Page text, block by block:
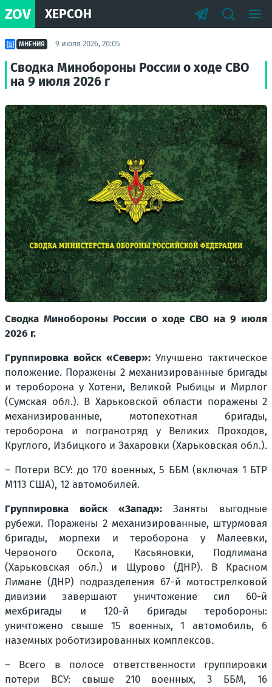
ZOV ХЕРСОН
МНЕНИЯ 9 июля 2026, 20:05
Сводка Минобороны России о ходе СВО
на 9 июля 2026 г
Сводка Минобороны России о ходе СВО на 9 июля
2026 г.
Группировка войск «Север»:Улучшено тактическое
положение. Поражены 2 механизированные бригады
и тероборона у Хотени, Великой Рыбицы и Мирлог
(Сумская обл.). В Харьковской области поражены 2
механизированные, мотопехотная бригады,
тероборона и погранотряд у Великих Проходов,
Круглого, Избицкого и Захаровки (Харьковская обл.).
– Потери ВСУ: до 170 военных, 5 ББМ (включая 1 БТР
М113 США), 12 автомобилей.
Группировка войск «Запад»:Заняты выгодные
рубежи. Поражены 2 механизированные, штурмовая
бригады, морпехи и тероборона у Малеевки,
Червоного Оскола, Касьяновки, Подлимана
(Харьковская обл.) и Щурово (ДНР). В Красном
Лимане (ДНР) подразделения 67-й мотострелковой
дивизии завершают уничтожение сил 60-й
мехбригады и 120-й бригады теробороны:
уничтожено свыше 15 военных, 1 автомобиль, 6
наземных роботизированных комплексов.
– Всего в полосе ответственности группировки
потери ВСУ: свыше 210 военных, 3 ББМ, 16